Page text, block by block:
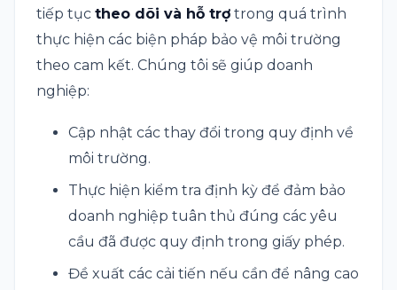
tiếp tục theo dõi và hỗ trợ trong quá trình
thực hiện các biện pháp bảo vệ môi trường
theo cam kết. Chúng tôi sẽ giúp doanh
nghiệp:
Cập nhật các thay đổi trong quy định về
môi trường.
Thực hiện kiểm tra định kỳ để đảm bảo
doanh nghiệp tuân thủ đúng các yêu
cầu đã được quy định trong giấy phép.
Đề xuất các cải tiến nếu cần để nâng cao